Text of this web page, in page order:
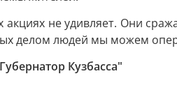
акциях не удивляет. Они
делом людей мы можем
Кузбасса"